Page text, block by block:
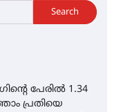
Search
പേരിൽ 1.34
പ്രതിയെ